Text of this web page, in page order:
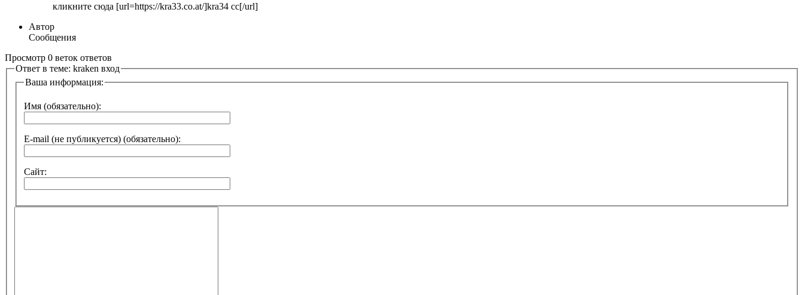
кликните сюда [url=https://kra33.co.at/]kra34 cc[/url]
Автор
Сообщения
Просмотр 0 веток ответов
Ответ в теме: kraken вход
Ваша информация:
Имя (обязательно):
E-mail (не публикуется) (обязательно):
Сайт: